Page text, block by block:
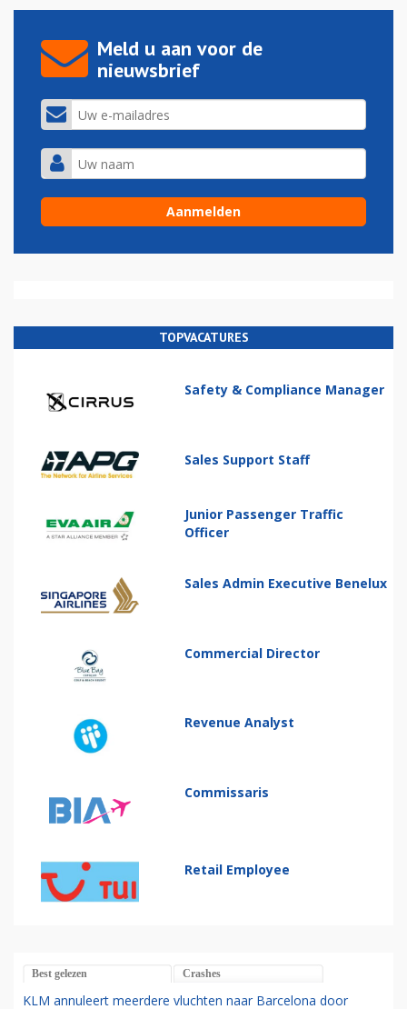
Meld u aan voor de
nieuwsbrief
TOPVACATURES
Safety & Compliance Manager
Sales Support Staff
Junior Passenger Traffic
Officer
Sales Admin Executive Benelux
Commercial Director
Revenue Analyst
Commissaris
Retail Employee
Best gelezen Crashes
KLM annuleert meerdere vluchten naar Barcelona door